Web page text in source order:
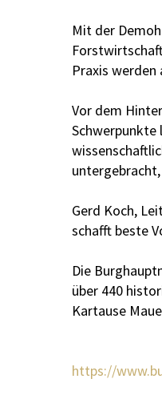
Mit der
Praxis
Vor dem
Schwerpunkte
Gerd Koch,
schafft beste
Die
über 440
Kartause
https://